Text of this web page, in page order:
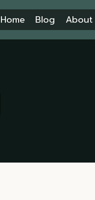
Home Blog About